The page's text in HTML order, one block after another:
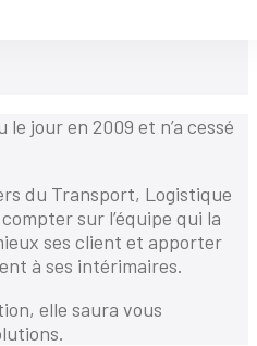
jour en 2009 et n’a cessé
du Transport, Logistique
sur l’équipe qui la
ses client et apporter
à ses intérimaires.
elle saura vous